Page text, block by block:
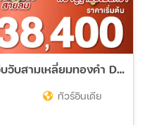
ทัวร์อินเดีย ปักหมุดสีสันสู่ความวิบวับสามเหลี่ยมทองคำ DELHI - AGRA - JAIPUR - JODHPUR - MANDAWA 6วัน 4คืน (TG)
ทัวร์อินเดีย